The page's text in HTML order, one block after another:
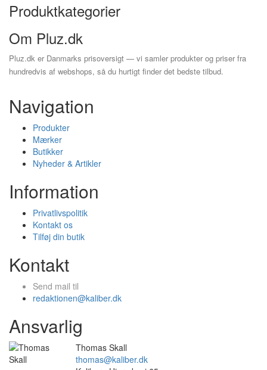
Produktkategorier
Om Pluz.dk
Pluz.dk er Danmarks prisoversigt — vi samler produkter og priser fra
hundredvis af webshops, så du hurtigt finder det bedste tilbud.
Navigation
Produkter
Mærker
Butikker
Nyheder & Artikler
Information
Privatlivspolitik
Kontakt os
Tilføj din butik
Kontakt
Send mail til
redaktionen@kaliber.dk
Ansvarlig
Thomas Skall
thomas@kaliber.dk